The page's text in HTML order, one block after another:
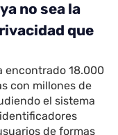
no sea la
que
encontrado 18.000
con millones de
el sistema
de formas